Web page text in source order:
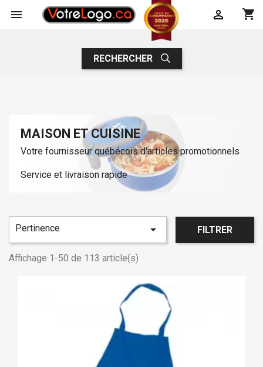
 shopping_cart

RECHERCHER
MAISON ET CUISINE
Votre fournisseur québécois d'articles promotionnels
Service et livraison rapide
Pertinence  FILTRER
Affichage 1-50 de 113 article(s)